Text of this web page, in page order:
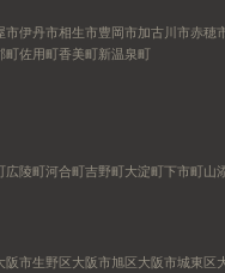
市伊丹市相生市豊岡市加古川市赤穂
町佐用町香美町新温泉町
広陵町河合町吉野町大淀町下市町山
阪市生野区大阪市旭区大阪市城東区